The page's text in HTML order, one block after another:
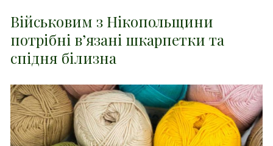
Військовим з Нікопольщини
потрібні в’язані шкарпетки та
спідня білизна